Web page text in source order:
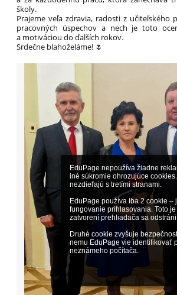
EduPage nepoužíva žiadne
iné súkromie ohrozujúce
nezdieľajú s tretími stranami.
EduPage používa iba 2 cookie –
fungovanie prihlasovania. Toto
zatvorení prehliadača sa
Druhé cookie zvyšuje
nemu EduPage vie identifikovať
neznámeho počítača.
školy.
Prajeme veľa zdravia, radosti z učiteľského
pracovných úspechov a nech je toto
a motiváciou do ďalších rokov.
Srdečne blahoželáme! 🌷